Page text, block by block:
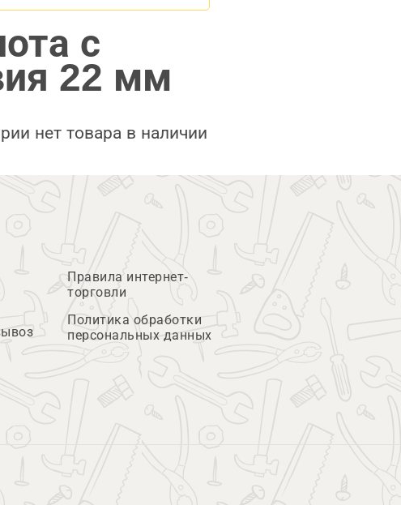
с
22 мм
нет товара в наличии
Правила интернет-
торговли
Политика обработки
персональных данных